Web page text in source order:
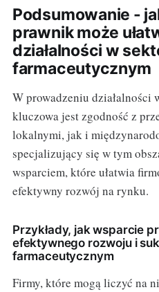
Podsumowanie -
prawnik może
działalności w
farmaceutycznym
W prowadzeniu działalności
kluczowa jest zgodność z
lokalnymi, jak i
specjalizujący się w tym
wsparciem, które ułatwia
efektywny rozwój na rynku.
Przykłady, jak wsparcie
efektywnego rozwoju i
farmaceutycznym
Firmy, które mogą liczyć na